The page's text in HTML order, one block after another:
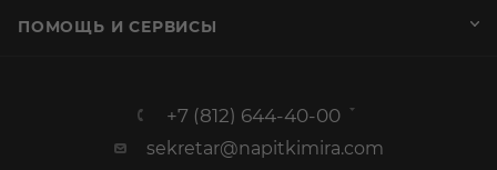
ПОМОЩЬ И СЕРВИСЫ
+7 (812) 644-40-00
sekretar@napitkimira.com